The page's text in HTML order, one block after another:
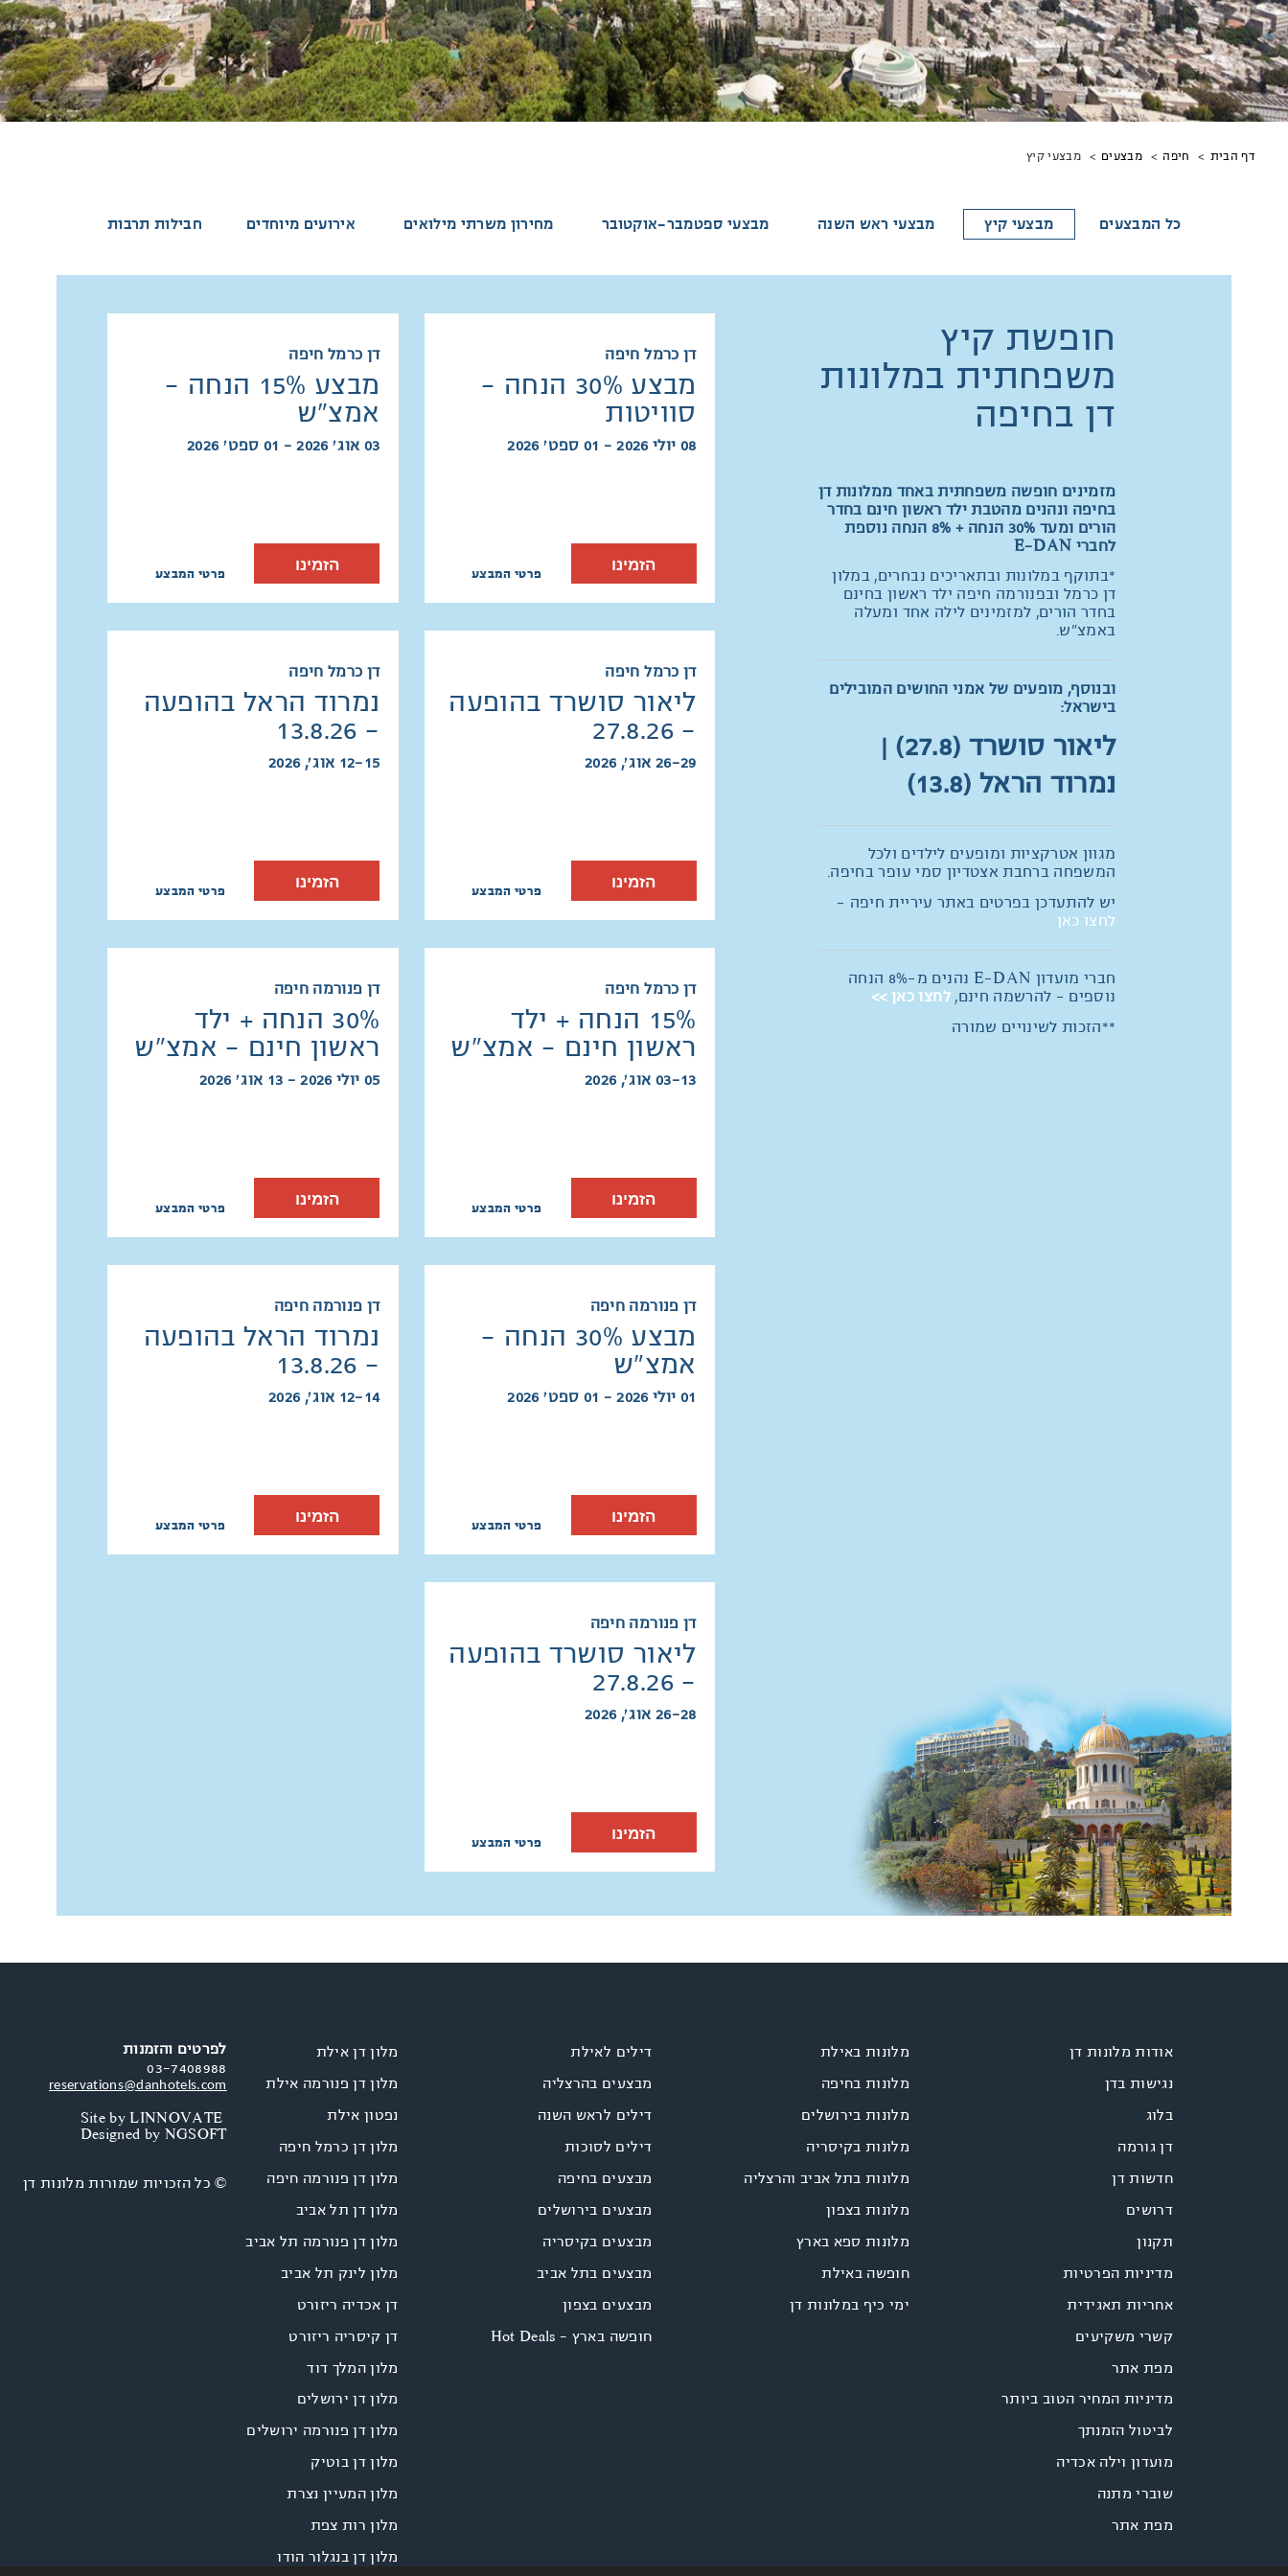
מיקומך
דף הבית חיפה מבצעים מבצעי קיץ
כל המבצעים מבצעי קיץ מבצעי ראש השנה מבצעי ספטמבר-אוקטובר מחירון משרתי מילואים אירועים מיוחדים חבילות תרבות
חופשת קיץ
משפחתית במלונות
דן בחיפה
מזמינים חופשה משפחתית באחד ממלונות דן
בחיפה ונהנים מהטבת ילד ראשון חינם בחדר
הורים ומעד 30% הנחה + 8% הנחה נוספת
לחברי E-DAN
*בתוקף במלונות ובתאריכים נבחרים, במלון
דן כרמל ובפנורמה חיפה ילד ראשון בחינם
בחדר הורים, למזמינים לילה אחד ומעלה
באמצ"ש.
ובנוסף, מופעים של אמני החושים המובילים
בישראל:
ליאור סושרד (27.8) |
נמרוד הראל (13.8)
מגוון אטרקציות ומופעים לילדים ולכל
המשפחה ברחבת אצטדיון סמי עופר בחיפה.
יש להתעדכן בפרטים באתר עיריית חיפה -
לחצו כאן
חברי מועדון E-DAN נהנים מ-8% הנחה
נוספים - להרשמה חינם,לחצו כאן >>
**הזכות לשינויים שמורה
דן כרמל חיפה
מבצע 30% הנחה -
סוויטות
08 יולי 2026 - 01 ספט׳ 2026
הזמינו פרטי המבצע
דן כרמל חיפה
מבצע 15% הנחה -
אמצ"ש
03 אוג׳ 2026 - 01 ספט׳ 2026
הזמינו פרטי המבצע
דן כרמל חיפה
ליאור סושרד בהופעה
- 27.8.26
26-29 אוג׳, 2026
הזמינו פרטי המבצע
דן כרמל חיפה
נמרוד הראל בהופעה
- 13.8.26
12-15 אוג׳, 2026
הזמינו פרטי המבצע
דן כרמל חיפה
15% הנחה + ילד
ראשון חינם - אמצ"ש
03-13 אוג׳, 2026
הזמינו פרטי המבצע
דן פנורמה חיפה
30% הנחה + ילד
ראשון חינם - אמצ"ש
05 יולי 2026 - 13 אוג׳ 2026
הזמינו פרטי המבצע
דן פנורמה חיפה
מבצע 30% הנחה -
אמצ"ש
01 יולי 2026 - 01 ספט׳ 2026
הזמינו פרטי המבצע
דן פנורמה חיפה
נמרוד הראל בהופעה
- 13.8.26
12-14 אוג׳, 2026
הזמינו פרטי המבצע
דן פנורמה חיפה
ליאור סושרד בהופעה
- 27.8.26
26-28 אוג׳, 2026
הזמינו פרטי המבצע
אודות מלונות דן
נגישות בדן
בלוג
דן גורמה
חדשות דן
דרושים
תקנון
מדיניות הפרטיות
אחריות תאגידית
קשרי משקיעים
מפת אתר
מדיניות המחיר הטוב ביותר
לביטול הזמנתך
מועדון וילה אכדיה
שוברי מתנה
מפת אתר
מלונות באילת
מלונות בחיפה
מלונות בירושלים
מלונות בקיסריה
מלונות בתל אביב והרצליה
מלונות בצפון
מלונות ספא בארץ
חופשה באילת
ימי כיף במלונות דן
דילים לאילת
מבצעים בהרצליה
דילים לראש השנה
דילים לסוכות
מבצעים בחיפה
מבצעים בירושלים
מבצעים בקיסריה
מבצעים בתל אביב
מבצעים בצפון
חופשה בארץ - Hot Deals
מלון דן אילת
מלון דן פנורמה אילת
נפטון אילת
מלון דן כרמל חיפה
מלון דן פנורמה חיפה
מלון דן תל אביב
מלון דן פנורמה תל אביב
מלון לינק תל אביב
דן אכדיה ריזורט
דן קיסריה ריזורט
מלון המלך דוד
מלון דן ירושלים
מלון דן פנורמה ירושלים
מלון דן בוטיק
מלון המעיין נצרת
מלון רות צפת
מלון דן בנגלור הודו
לפרטים והזמנות
03-7408988
reservations@danhotels.com
Site byLINNOVATE
Designed by NGSOFT
© כל הזכויות שמורות מלונות דן